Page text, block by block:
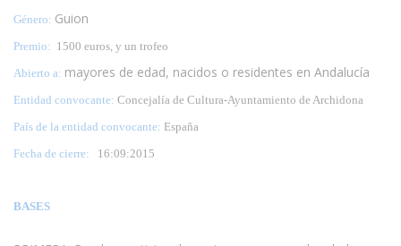
Género: Guion
Premio: 1500 euros, y un trofeo
Abierto a: mayores de edad, nacidos o residentes en Andalucía
Entidad convocante: Concejalía de Cultura-Ayuntamiento de Archidona
País de la entidad convocante: España
Fecha de cierre: 16:09:2015
BASES